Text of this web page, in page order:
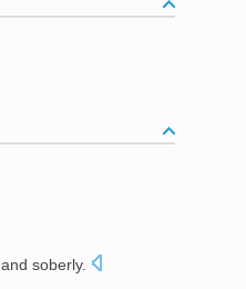
and soberly.